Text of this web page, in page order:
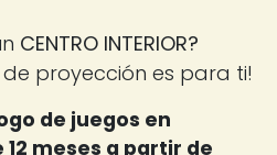
CENTRO INTERIOR?
de proyección es para ti!
de juegos en
meses a partir de